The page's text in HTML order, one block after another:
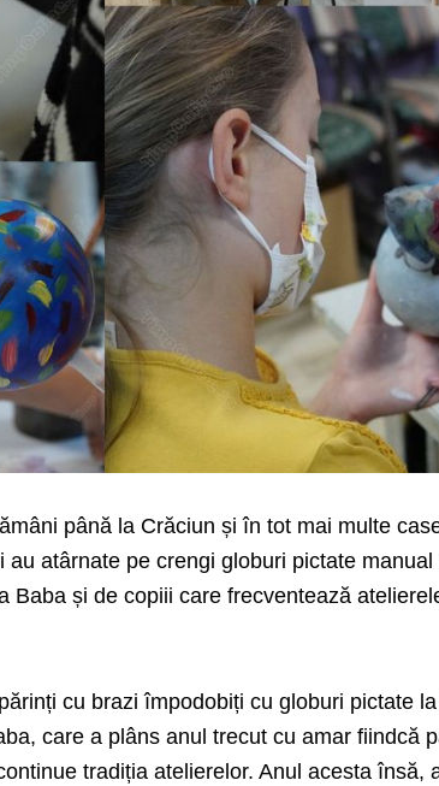
până la Crăciun și în tot mai multe
atârnate pe crengi globuri pictate manual
Baba și de copiii care frecventează
cu brazi împodobiți cu globuri pictate
care a plâns anul trecut cu amar fiindcă
tradiția atelierelor. Anul acesta însă,